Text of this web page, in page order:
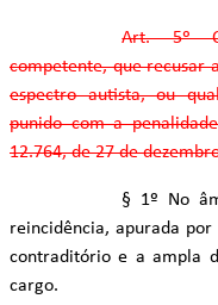
Art. 5º
competente, que recusar
espectro autista, ou
punido com a
12.764, de 27 de
§ 1º No
reincidência, apurada por
contraditório e a ampla
cargo.